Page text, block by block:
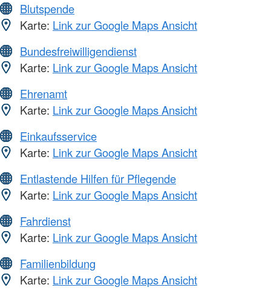
Blutspende
Karte: Link zur Google Maps Ansicht
Bundesfreiwilligendienst
Karte: Link zur Google Maps Ansicht
Ehrenamt
Karte: Link zur Google Maps Ansicht
Einkaufsservice
Karte: Link zur Google Maps Ansicht
Entlastende Hilfen für Pflegende
Karte: Link zur Google Maps Ansicht
Fahrdienst
Karte: Link zur Google Maps Ansicht
Familienbildung
Karte: Link zur Google Maps Ansicht